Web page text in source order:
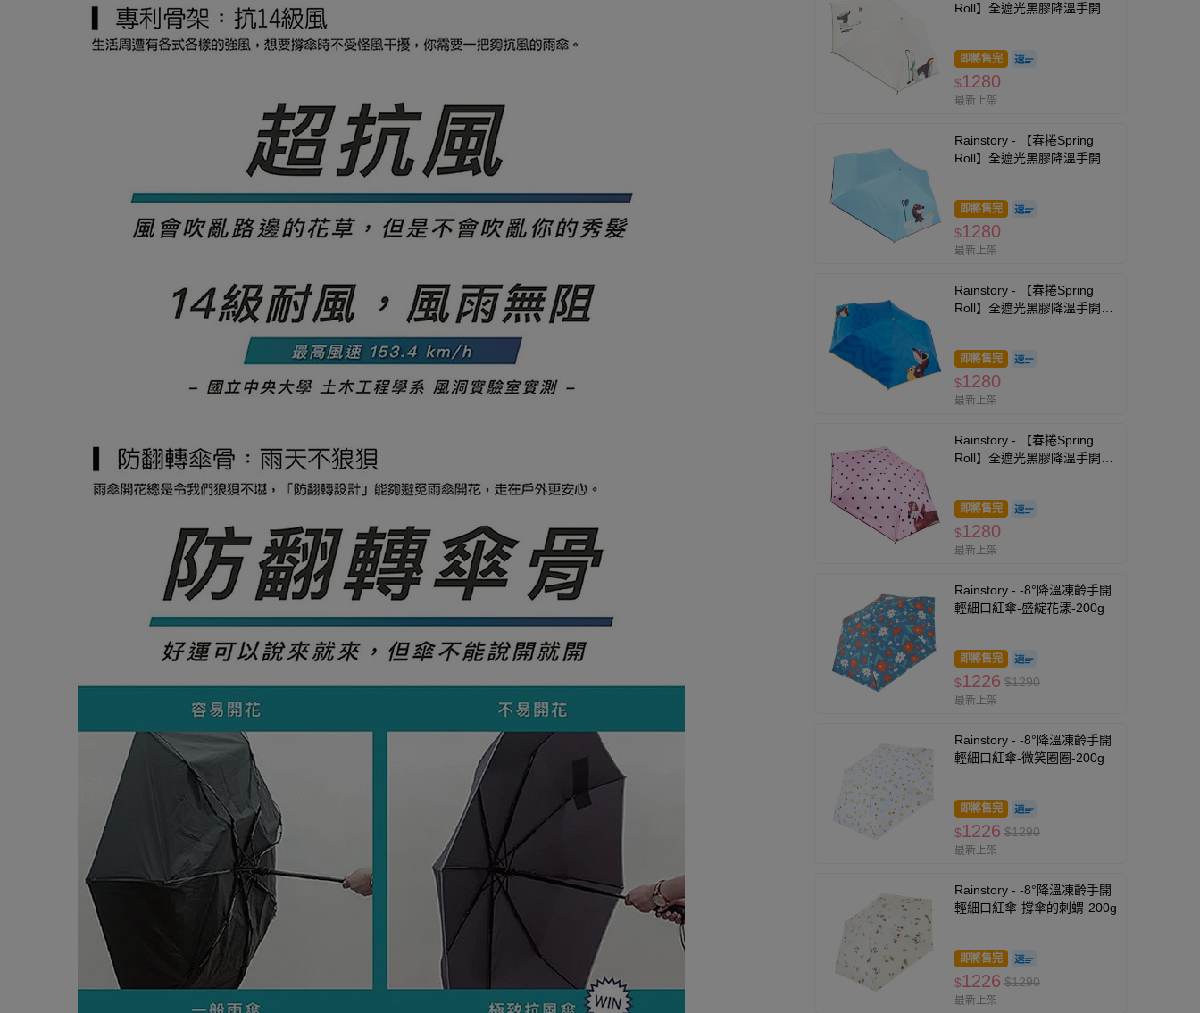
Roll】全遮光黑膠降溫手開輕
即將售完
$1280
最新上架
Rainstory - 【春捲Spring
Roll】全遮光黑膠降溫手開輕
即將售完
$1280
最新上架
Rainstory - 【春捲Spring
Roll】全遮光黑膠降溫手開輕
即將售完
$1280
最新上架
Rainstory - 【春捲Spring
Roll】全遮光黑膠降溫手開輕
即將售完
$1280
最新上架
Rainstory - -8°降溫凍齡手開
輕細口紅傘-盛綻花漾-200g
即將售完
$1226 $1290
最新上架
Rainstory - -8°降溫凍齡手開
輕細口紅傘-微笑圈圈-200g
即將售完
$1226 $1290
最新上架
Rainstory - -8°降溫凍齡手開
輕細口紅傘-撐傘的刺蝟-200g
即將售完
$1226 $1290
最新上架